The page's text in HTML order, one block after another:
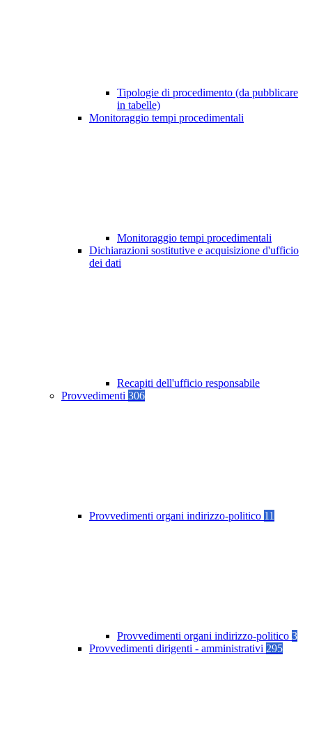
Tipologie di procedimento (da pubblicare
in tabelle)
Monitoraggio tempi procedimentali
Monitoraggio tempi procedimentali
Dichiarazioni sostitutive e acquisizione d'ufficio
dei dati
Recapiti dell'ufficio responsabile
Provvedimenti 306
Provvedimenti organi indirizzo-politico 11
Provvedimenti organi indirizzo-politico 3
Provvedimenti dirigenti - amministrativi 295